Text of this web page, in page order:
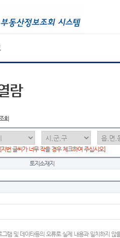
람
회
[지번 글씨가 너무 작을 경우 체크하여 주십시오]
토지소재지
그램 및 데이타등의 오류로 실제 내용과 일치하지